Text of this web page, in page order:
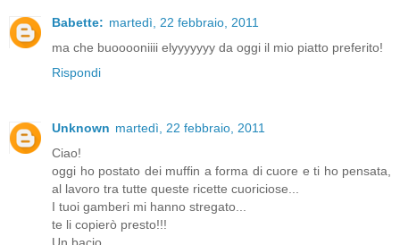
Babette: martedì, 22 febbraio, 2011
ma che buooooniiii elyyyyyyy da oggi il mio piatto preferito!
Rispondi
Unknown martedì, 22 febbraio, 2011
Ciao!
oggi ho postato dei muffin a forma di cuore e ti ho pensata,
al lavoro tra tutte queste ricette cuoriciose...
I tuoi gamberi mi hanno stregato...
te li copierò presto!!!